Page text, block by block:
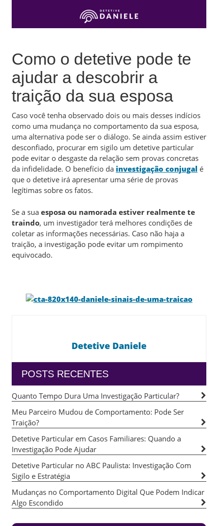
Como o detetive pode te
ajudar a descobrir a
traição da sua esposa
Caso você tenha observado dois ou mais desses indícios
como uma mudança no comportamento da sua esposa,
uma alternativa pode ser o diálogo. Se ainda assim estiver
desconfiado, procurar em sigilo um detetive particular
pode evitar o desgaste da relação sem provas concretas
da infidelidade. O benefício da investigação conjugal é
que o detetive irá apresentar uma série de provas
legítimas sobre os fatos.
Se a sua esposa ou namorada estiver realmente te
traindo, um investigador terá melhores condições de
coletar as informações necessárias. Caso não haja a
traição, a investigação pode evitar um rompimento
equivocado.
Detetive Daniele
POSTS RECENTES
Quanto Tempo Dura Uma Investigação Particular?
Meu Parceiro Mudou de Comportamento: Pode Ser
Traição?
Detetive Particular em Casos Familiares: Quando a
Investigação Pode Ajudar
Detetive Particular no ABC Paulista: Investigação Com
Sigilo e Estratégia
Mudanças no Comportamento Digital Que Podem Indicar
Algo Escondido